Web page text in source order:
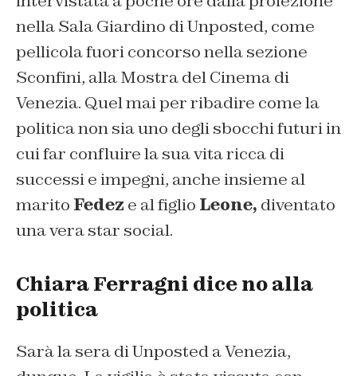
nella Sala Giardino di Unposted, come
pellicola fuori concorso nella sezione
Sconfini, alla Mostra del Cinema di
Venezia. Quel mai per ribadire come la
politica non sia uno degli sbocchi futuri in
cui far confluire la sua vita ricca di
successi e impegni, anche insieme al
marito Fedez e al figlio Leone, diventato
una vera star social.
Chiara Ferragni dice no alla
politica
Sarà la sera di Unposted a Venezia,